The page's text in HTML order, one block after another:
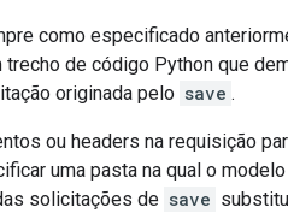
como especificado
trecho de código Python que
originada pelo save .
ou headers na requisição
uma pasta na qual o
solicitações de save